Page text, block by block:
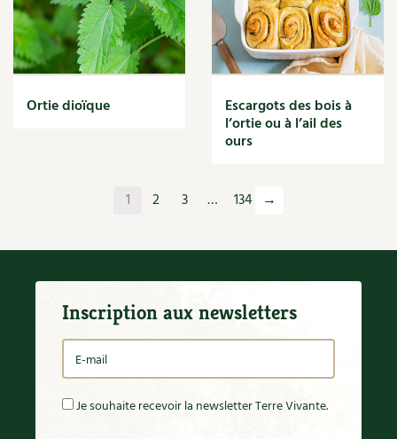
Oignon
Oiseaux
Olivier
Optimiser l'espace
Paille
Panais
Parasite
Partenariat
Participatif
Patate douce
Ortie dioïque Escargots des bois à
l’ortie ou à l’ail des
ours
1 2 3 … 134 →
Inscription aux newsletters
Je souhaite recevoir la newsletter Terre Vivante.